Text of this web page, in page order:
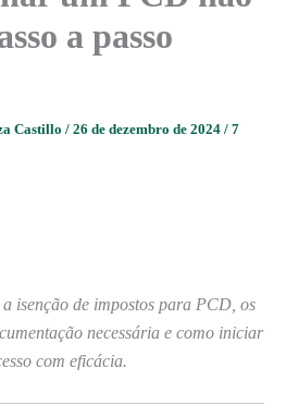
a passo
Castillo / 26 de dezembro de 2024 / 7
isenção de impostos para PCD, os
necessária e como iniciar
com eficácia.